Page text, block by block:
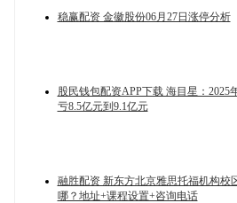
稳赢配资 金徽股份06月27日涨停分析
股民钱包配资APP下载 海目星：2025
亏8.5亿元到9.1亿元
融胜配资 新东方北京雅思托福机构校
哪？地址+课程设置+咨询电话